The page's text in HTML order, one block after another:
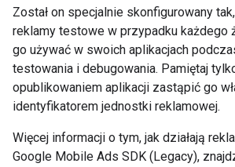
Został on specjalnie skonfigurowany
reklamy testowe w przypadku każdego
go używać w swoich aplikacjach
testowania i debugowania. Pamiętaj
opublikowaniem aplikacji zastąpić go
identyfikatorem jednostki reklamowej.
Więcej informacji o tym, jak działają
Google Mobile Ads SDK (Legacy),